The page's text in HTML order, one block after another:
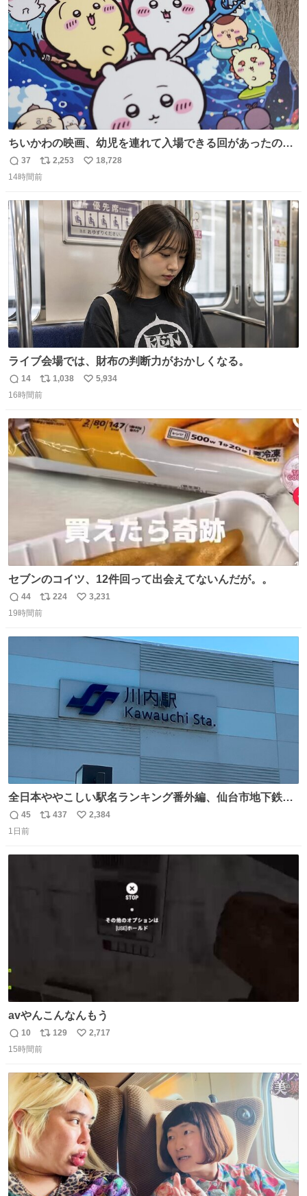
数
ちいかわの映画、幼児を連れて入場できる回があったので
子どもを連れて観てきたんですけど、セイレーンの登場シ
ーンで場内のベビーが一斉に泣き出してたのがとてもよい
返
信
37
リ
ポ
数
2,253
い
数
18,728
14時間前
ライブ会場では、財布の判断力がおかしくなる。
返
信
14
リ
ポ
ト
数
1,038
い
数
5,934
16時間前
セブンのコイツ、12件回って出会えてないんだが。。
返
信
44
リ
ポ
数
224
い
3,231
19時間前
全日本ややこしい駅名ランキング番外編、仙台市地下鉄川
内駅
返
信
45
リ
437
い
2,384
1日前
avやんこんなんもう
返
信
10
リ
ポ
ト
数
129
い
数
2,717
15時間前